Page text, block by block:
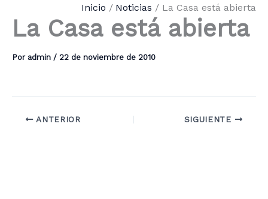
Inicio Noticias La Casa está abierta
La Casa está abierta
Por admin / 22 de noviembre de 2010
ANTERIOR SIGUIENTE